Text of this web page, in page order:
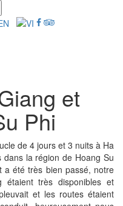
et
Phi
de 4 jours et 3 nuits à Ha
la région de Hoang Su
a été très bien passé, notre
très disponibles et
et les routes étaient